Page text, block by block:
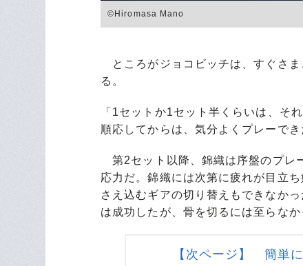
©Hiromasa Mano
ところがジョコビッチは、すぐさま
る。
「1セットか1セット半くらいは、そ
順応してからは、気分よくプレーでき
第2セット以降、錦織は序盤のプレ
応力だ。錦織には次第に疲れが目立
さえ込むギアの切り替えもできなか
は成功したが、骨を切るには至らなか
【次ページ】 簡単